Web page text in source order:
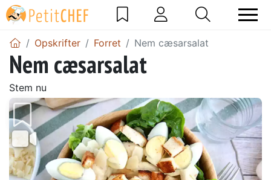
Opskrifter Forret Nem cæsarsalat
Nem cæsarsalat
Stem nu